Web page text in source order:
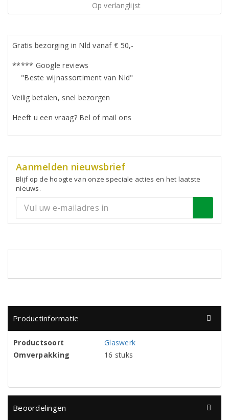
Op verlanglijst
Gratis bezorging in Nld vanaf € 50,-
***** Google reviews
"Beste wijnassortiment van Nld"
Veilig betalen, snel bezorgen
Heeft u een vraag? Bel of mail ons
Aanmelden nieuwsbrief
Blijf op de hoogte van onze speciale acties en het laatste
nieuws.
Productinformatie
Productsoort
Glaswerk
Omverpakking
16 stuks
Beoordelingen